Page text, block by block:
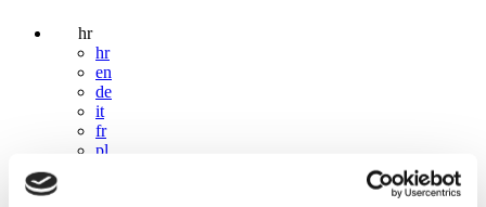
hr
hr
en
de
it
fr
pl